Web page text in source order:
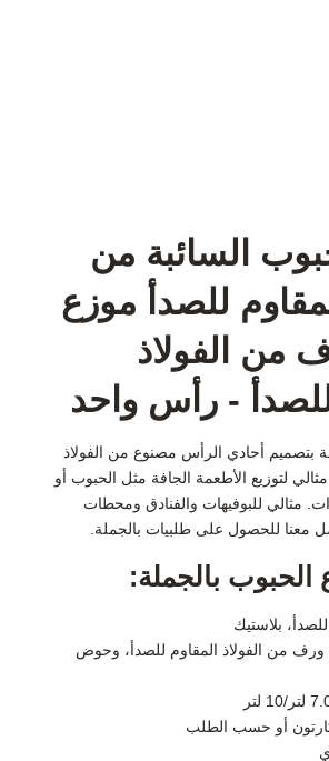
السائبة من
للصدأ موزع
من الفولاذ
للصدأ - رأس واحد
بتصميم أحادي الرأس مصنوع من الفولاذ
لتوزيع الأطعمة الجافة مثل الحبوب أو
مثالي للبوفيهات والفنادق ومحطات
معنا للحصول على طلبيات بالجملة.
الحبوب بالجملة:
بلاستيك
ورف من الفولاذ المقاوم للصدأ، وحوض
أو حسب الطلب